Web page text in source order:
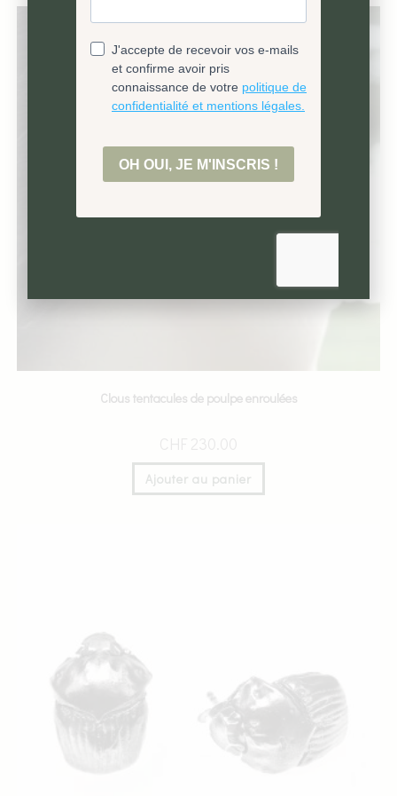
Clous tentacules de poulpe enroulées
Ajouter au panier